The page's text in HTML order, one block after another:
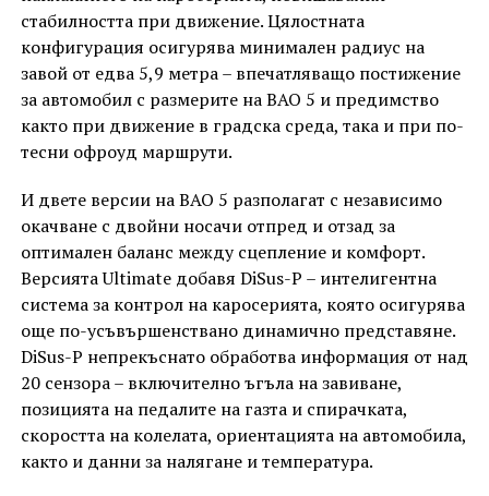
стабилността при движение. Цялостната
конфигурация осигурява минимален радиус на
завой от едва 5,9 метра – впечатляващо постижение
за автомобил с размерите на BAO 5 и предимство
както при движение в градска среда, така и при по-
тесни офроуд маршрути.
И двете версии на BAO 5 разполагат с независимо
окачване с двойни носачи отпред и отзад за
оптимален баланс между сцепление и комфорт.
Версията Ultimate добавя DiSus-P – интелигентна
система за контрол на каросерията, която осигурява
още по-усъвършенствано динамично представяне.
DiSus-P непрекъснато обработва информация от над
20 сензора – включително ъгъла на завиване,
позицията на педалите на газта и спирачката,
скоростта на колелата, ориентацията на автомобила,
както и данни за налягане и температура.